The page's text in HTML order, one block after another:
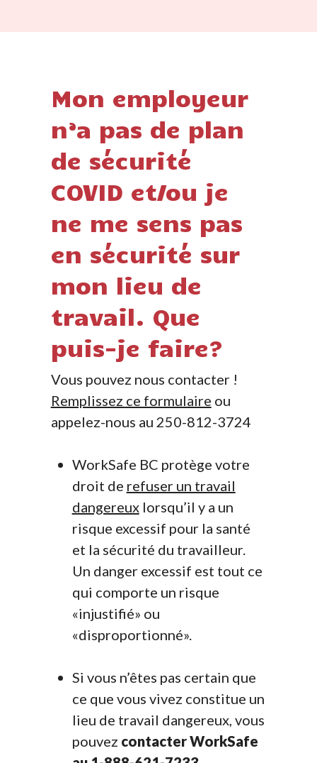
Mon employeur
n’a pas de plan
de sécurité
COVID et/ou je
ne me sens pas
en sécurité sur
mon lieu de
travail. Que
puis-je faire?
Vous pouvez nous contacter !
Remplissez ce formulaire ou
appelez-nous au 250-812-3724
WorkSafe BC protège votre
droit de refuser un travail
dangereuxlorsqu’il y a un
risque excessif pour la santé
et la sécurité du travailleur.
Un danger excessif est tout ce
qui comporte un risque
«injustifié» ou
«disproportionné».
Si vous n’êtes pas certain que
ce que vous vivez constitue un
lieu de travail dangereux, vous
pouvez contacter WorkSafe